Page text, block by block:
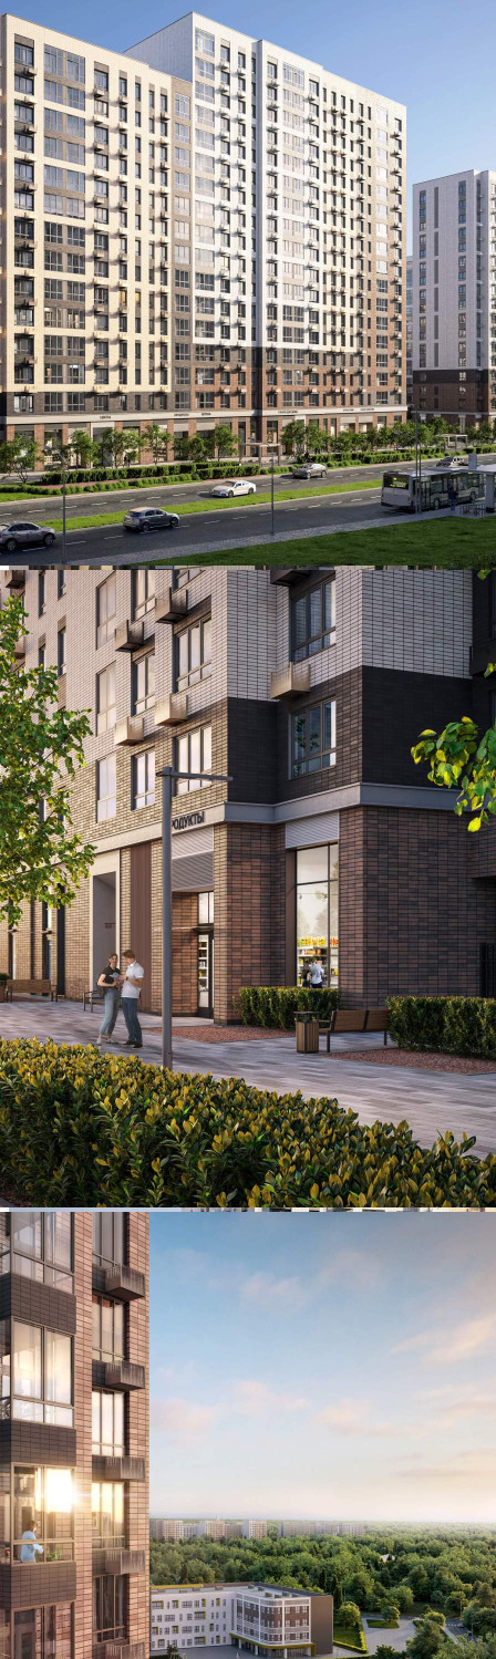
Не указано
Назначение
Не указано
Размер площади (м2)
3.3
Цена за помещение
457 050 руб.
О помещении